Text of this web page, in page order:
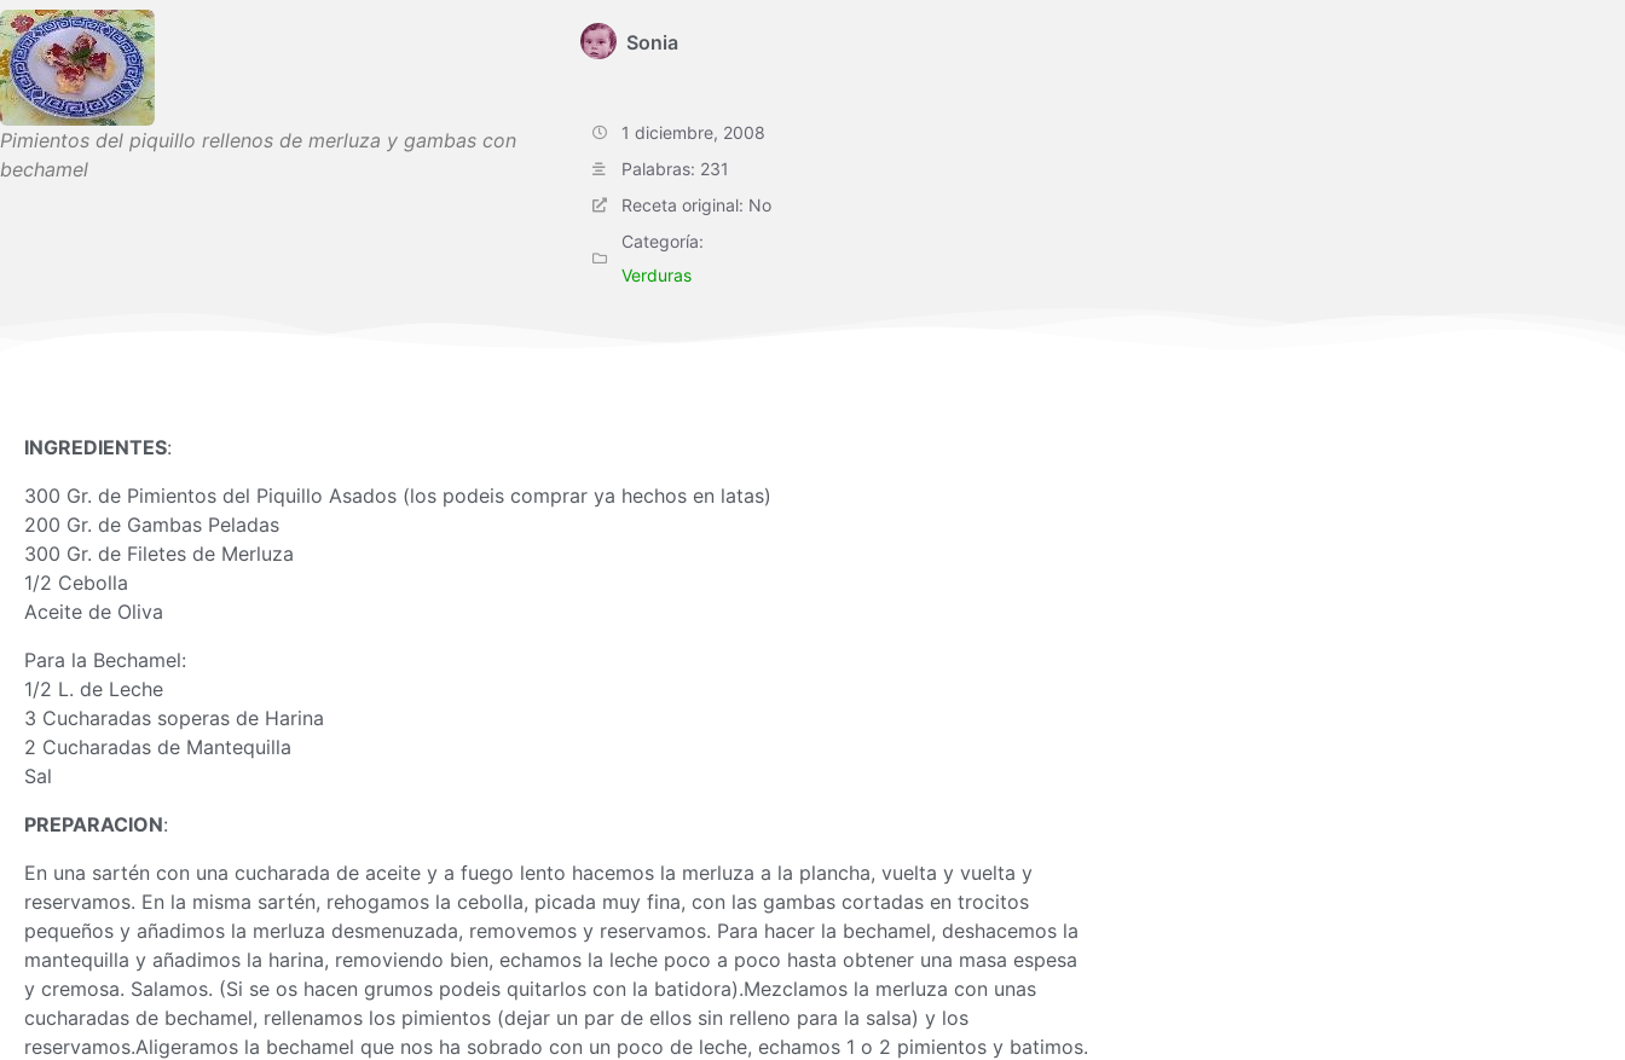
Pimientos del piquillo rellenos de merluza y gambas con
bechamel
Sonia
1 diciembre, 2008
Palabras: 231
Receta original: No
Categoría:
Verduras
INGREDIENTES:
300 Gr. de Pimientos del Piquillo Asados (los podeis comprar ya hechos en latas)
200 Gr. de Gambas Peladas
300 Gr. de Filetes de Merluza
1/2 Cebolla
Aceite de Oliva
Para la Bechamel:
1/2 L. de Leche
3 Cucharadas soperas de Harina
2 Cucharadas de Mantequilla
Sal
PREPARACION:
En una sartén con una cucharada de aceite y a fuego lento hacemos la merluza a la plancha, vuelta y vuelta y
reservamos. En la misma sartén, rehogamos la cebolla, picada muy fina, con las gambas cortadas en trocitos
pequeños y añadimos la merluza desmenuzada, removemos y reservamos. Para hacer la bechamel, deshacemos la
mantequilla y añadimos la harina, removiendo bien, echamos la leche poco a poco hasta obtener una masa espesa
y cremosa. Salamos. (Si se os hacen grumos podeis quitarlos con la batidora).Mezclamos la merluza con unas
cucharadas de bechamel, rellenamos los pimientos (dejar un par de ellos sin relleno para la salsa) y los
reservamos.Aligeramos la bechamel que nos ha sobrado con un poco de leche, echamos 1 o 2 pimientos y batimos.